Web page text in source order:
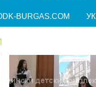
BURGAS.COM